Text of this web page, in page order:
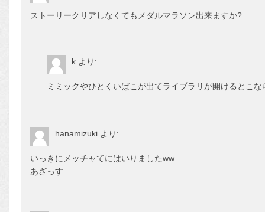
ストーリークリアしなくてもメダルマラソン出来ますか?
k より:
ミミックやひとくいばこが出てライブラリが開けるとこ
hanamizuki より:
いっきにメッチャてにはいりましたww
あざっす